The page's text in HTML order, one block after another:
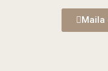
Maila